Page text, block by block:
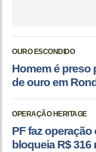
OURO ESCONDIDO
Homem é preso
de ouro em
OPERAÇÃO HERITAGE
PF faz
bloqueia R$ 316